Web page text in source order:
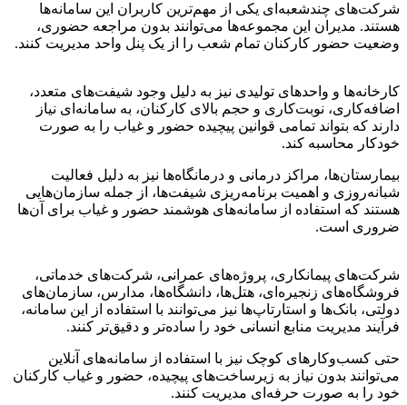
شرکت‌های چندشعبه‌ای یکی از مهم‌ترین کاربران این سامانه‌ها
هستند. مدیران این مجموعه‌ها می‌توانند بدون مراجعه حضوری،
وضعیت حضور کارکنان تمام شعب را از یک پنل واحد مدیریت کنند.
کارخانه‌ها و واحدهای تولیدی نیز به دلیل وجود شیفت‌های متعدد،
اضافه‌کاری، نوبت‌کاری و حجم بالای کارکنان، به سامانه‌ای نیاز
دارند که بتواند تمامی قوانین پیچیده حضور و غیاب را به صورت
خودکار محاسبه کند.
بیمارستان‌ها، مراکز درمانی و درمانگاه‌ها نیز به دلیل فعالیت
شبانه‌روزی و اهمیت برنامه‌ریزی شیفت‌ها، از جمله سازمان‌هایی
هستند که استفاده از سامانه‌های هوشمند حضور و غیاب برای آن‌ها
ضروری است.
شرکت‌های پیمانکاری، پروژه‌های عمرانی، شرکت‌های خدماتی،
فروشگاه‌های زنجیره‌ای، هتل‌ها، دانشگاه‌ها، مدارس، سازمان‌های
دولتی، بانک‌ها و استارتاپ‌ها نیز می‌توانند با استفاده از این سامانه،
فرآیند مدیریت منابع انسانی خود را ساده‌تر و دقیق‌تر کنند.
حتی کسب‌وکارهای کوچک نیز با استفاده از سامانه‌های آنلاین
می‌توانند بدون نیاز به زیرساخت‌های پیچیده، حضور و غیاب کارکنان
خود را به صورت حرفه‌ای مدیریت کنند.